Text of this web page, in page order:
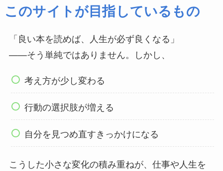
このサイトが目指しているもの
「良い本を読めば、人生が必ず良くなる」
——そう単純ではありません。しかし、
考え方が少し変わる
行動の選択肢が増える
自分を見つめ直すきっかけになる
こうした小さな変化の積み重ねが、仕事や人生を